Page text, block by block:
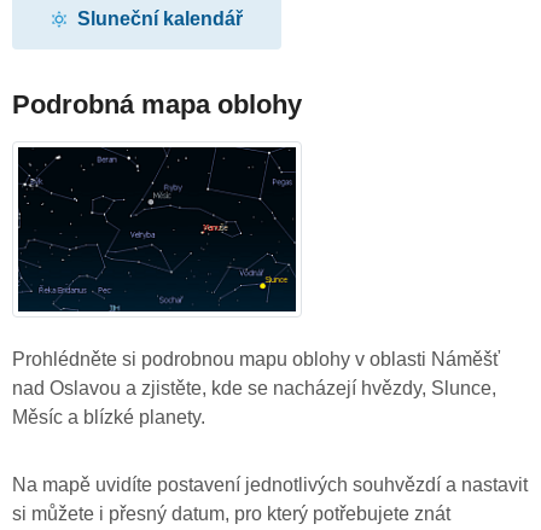
Sluneční kalendář
Podrobná mapa oblohy
Prohlédněte si podrobnou mapu oblohy v oblasti Náměšť
nad Oslavou a zjistěte, kde se nacházejí hvězdy, Slunce,
Měsíc a blízké planety.
Na mapě uvidíte postavení jednotlivých souhvězdí a nastavit
si můžete i přesný datum, pro který potřebujete znát